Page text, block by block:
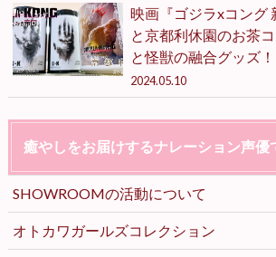
映画『ゴジラxコング
と京都利休園のお茶
と怪獣の融合グッズ！
2024.05.10
癒やしをお届けするナレーション声優
SHOWROOMの活動について
オトカワガールズコレクション